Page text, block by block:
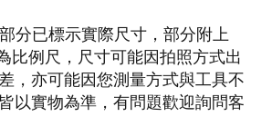
分已標示實際尺寸，部分附上
比例尺，尺寸可能因拍照方式出
，亦可能因您測量方式與工具不
以實物為準，有問題歡迎詢問客